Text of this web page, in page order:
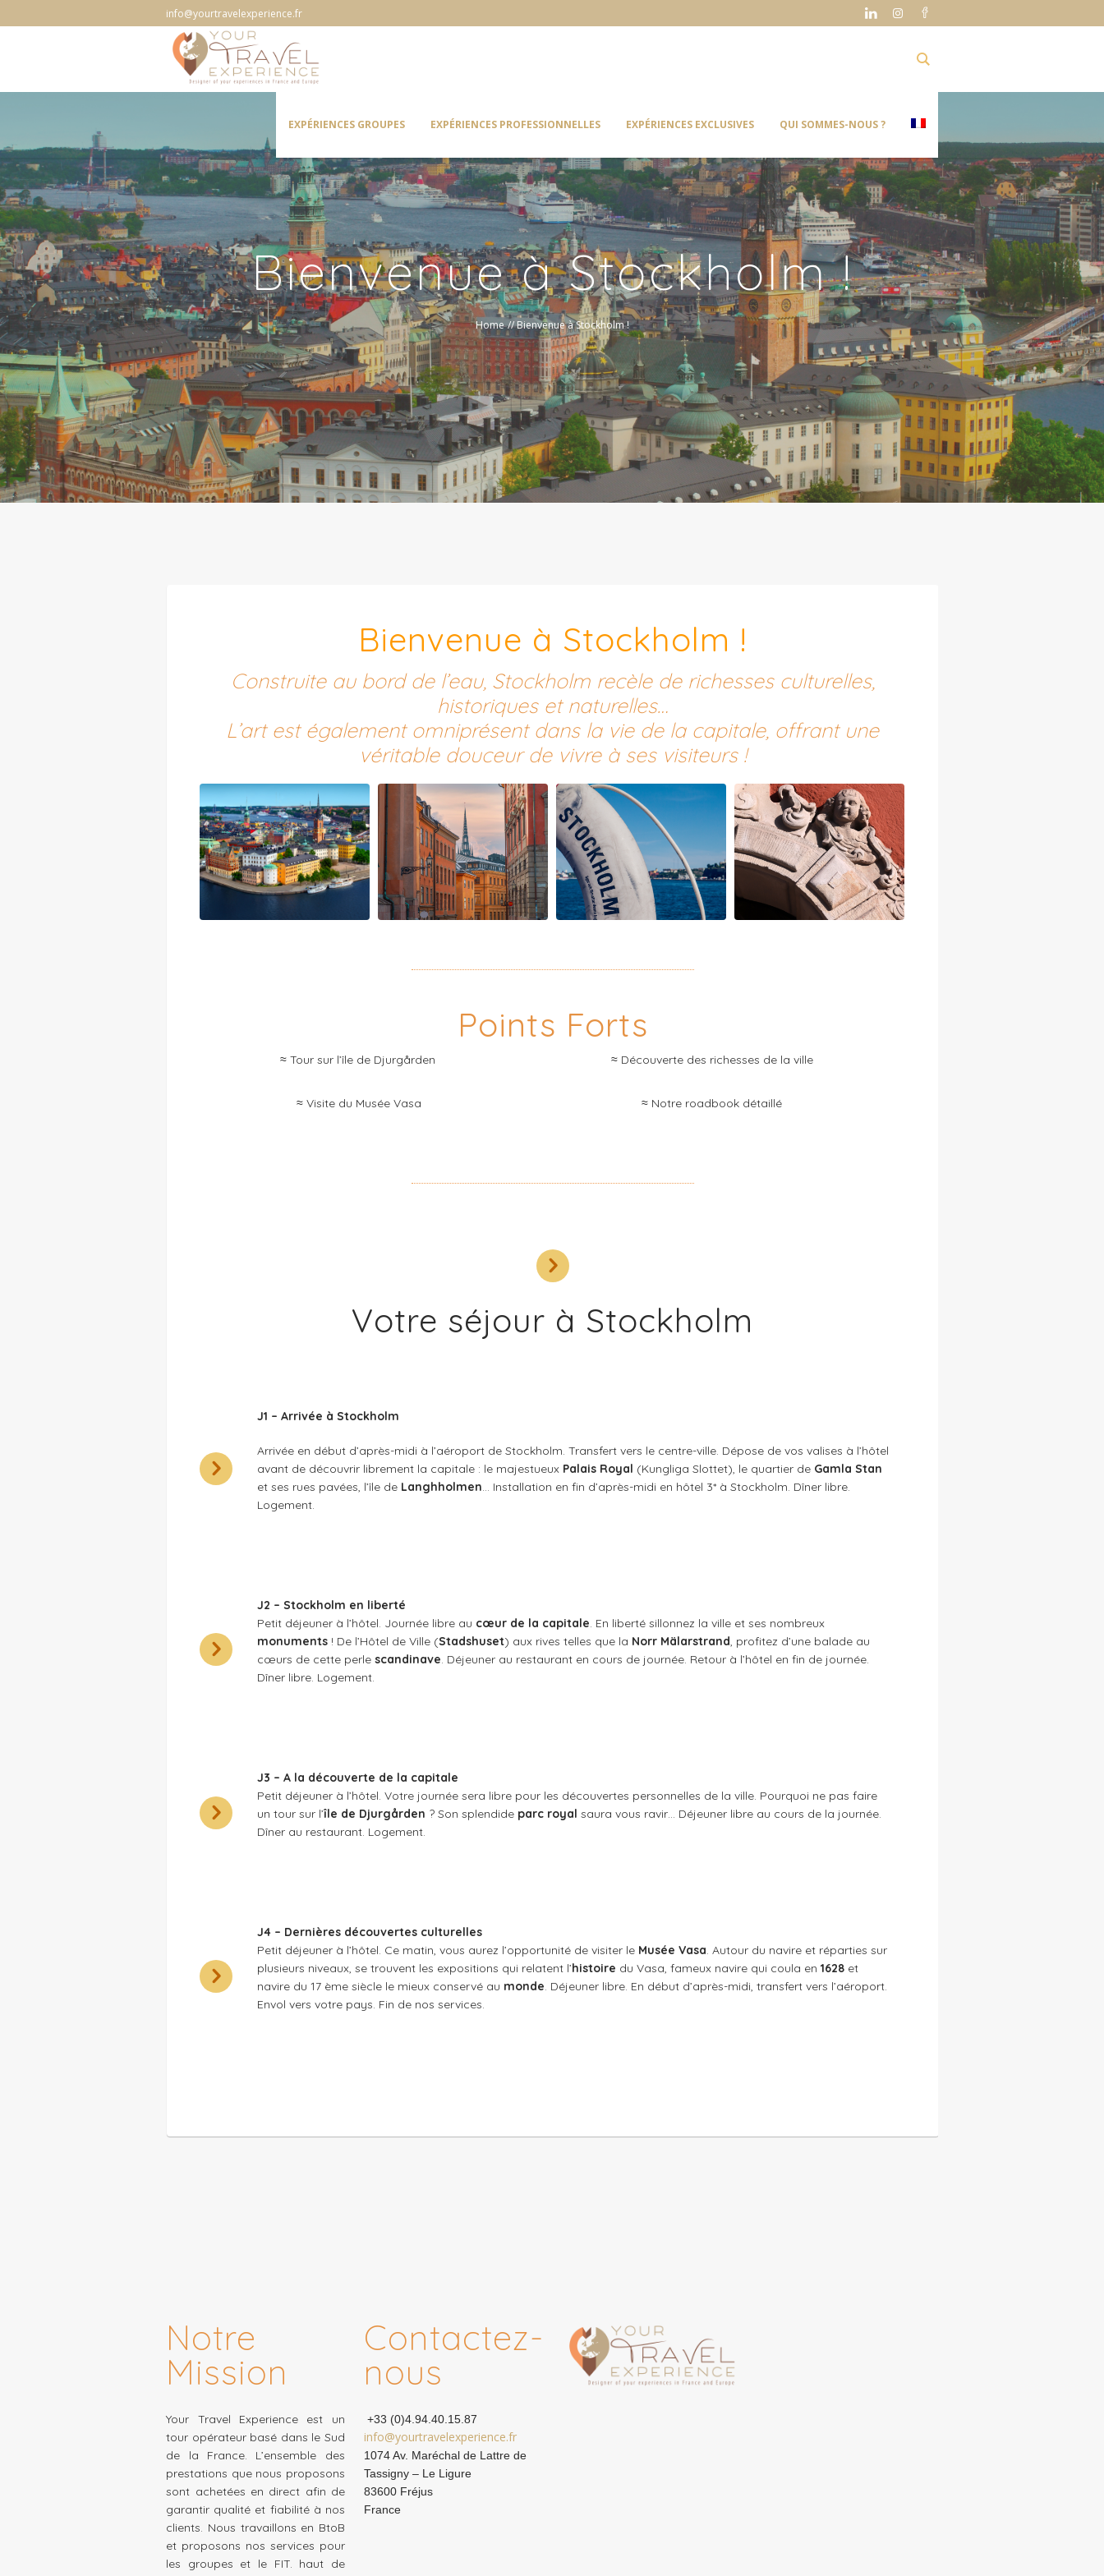
info@yourtravelexperience.fr
EXPÉRIENCES GROUPES EXPÉRIENCES PROFESSIONNELLES EXPÉRIENCES EXCLUSIVES QUI SOMMES-NOUS ?
Bienvenue à Stockholm !
Home //Bienvenue à Stockholm !
Bienvenue à Stockholm !
Construite au bord de l’eau, Stockholm recèle de richesses culturelles,
historiques et naturelles…
L’art est également omniprésent dans la vie de la capitale, offrant une
véritable douceur de vivre à ses visiteurs !
Points Forts
≈ Tour sur l’île de Djurgården ≈ Découverte des richesses de la ville
≈ Visite du Musée Vasa ≈ Notre roadbook détaillé
Votre séjour à Stockholm
J1 – Arrivée à Stockholm
Arrivée en début d’après-midi à l’aéroport de Stockholm. Transfert vers le centre-ville. Dépose de vos valises à l’hôtel
avant de découvrir librement la capitale : le majestueux Palais Royal (Kungliga Slottet), le quartier de Gamla Stan
et ses rues pavées, l’île deLanghholmen… Installation en fin d’après-midi en hôtel 3* à Stockholm. Dîner libre.
Logement.
J2 – Stockholm en liberté
Petit déjeuner à l’hôtel. Journée libre au cœur de la capitale. En liberté sillonnez la ville et ses nombreux
monuments! De l’Hôtel de Ville (Stadshuset) aux rives telles que la Norr Mälarstrand, profitez d’une balade au
cœurs de cette perle scandinave. Déjeuner au restaurant en cours de journée. Retour à l’hôtel en fin de journée.
Dîner libre. Logement.
J3 – A la découverte de la capitale
Petit déjeuner à l’hôtel. Votre journée sera libre pour les découvertes personnelles de la ville. Pourquoi ne pas faire
un tour sur l’île de Djurgården ? Son splendideparc royal saura vous ravir… Déjeuner libre au cours de la journée.
Dîner au restaurant. Logement.
J4 – Dernières découvertes culturelles
Petit déjeuner à l’hôtel. Ce matin, vous aurez l’opportunité de visiter le Musée Vasa. Autour du navire et réparties sur
plusieurs niveaux, se trouvent les expositions qui relatent l’histoire du Vasa, fameux navire qui coula en 1628et
navire du 17 ème siècle le mieux conservé au monde. Déjeuner libre. En début d’après-midi, transfert vers l’aéroport.
Envol vers votre pays. Fin de nos services.
Notre
Mission
Your Travel Experience est un
tour opérateur basé dans le Sud
de la France. L’ensemble des
prestations que nous proposons
sont achetées en direct afin de
garantir qualité et fiabilité à nos
clients. Nous travaillons en BtoB
et proposons nos services pour
les groupes et le FIT. haut de
Contactez-
nous
+33 (0)4.94.40.15.87
info@yourtravelexperience.fr
1074 Av. Maréchal de Lattre de
Tassigny – Le Ligure
83600 Fréjus
France